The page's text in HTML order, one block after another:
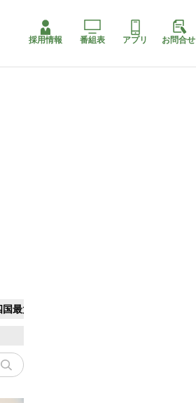
採用情報 番組表 アプリ お問合せ
国最大スリコ